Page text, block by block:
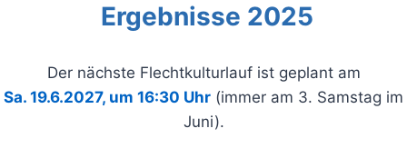
Ergebnisse 2025
Der nächste Flechtkulturlauf ist geplant am
Sa. 19.6.2027, um 16:30 Uhr (immer am 3. Samstag im
Juni).